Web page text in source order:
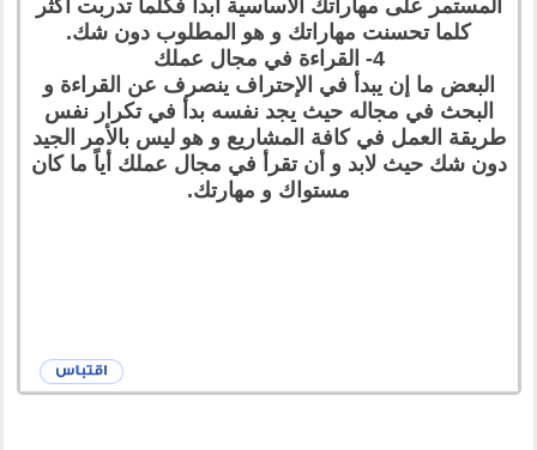
المستمر على مهاراتك الأساسية أبداً فكلما تدربت أكثر
كلما تحسنت مهاراتك و هو المطلوب دون شك.
4- القراءة في مجال عملك
البعض ما إن يبدأ في الإحتراف ينصرف عن القراءة و
البحث في مجاله حيث يجد نفسه بدأ في تكرار نفس
طريقة العمل في كافة المشاريع و هو ليس بالأمر الجيد
دون شك حيث لابد و أن تقرأ في مجال عملك أياً ما كان
مستواك و مهارتك.